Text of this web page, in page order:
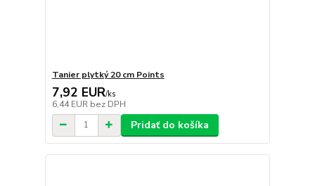
Tanier plytký 20 cm Points
7,92 EUR/ks
6,44 EUR bez DPH
Pridať do košíka